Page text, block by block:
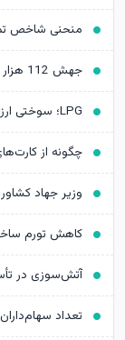
منحنی شاخص
LPG؛ سوختی ارزان‌تر و پاک‌تر از بنزین اما با موانع زیرساختی
کاهش تورم
آتش‌سوزی در
تعداد سهام‌داران فعال